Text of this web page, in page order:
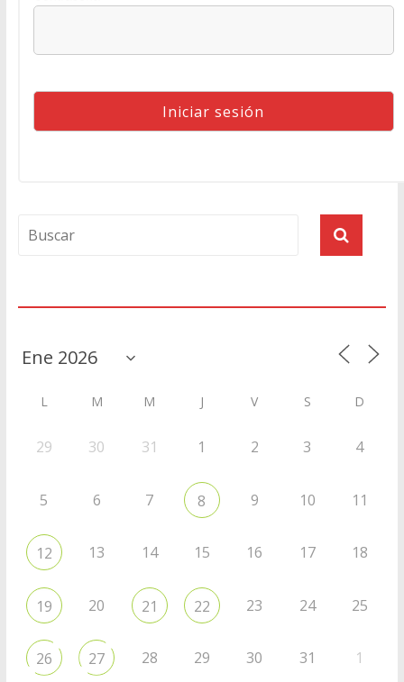
L M M J V S D
29 30 31 1 2 3 4
5 6 7 8 9 10 11
12 13 14 15 16 17 18
19 20 21 22 23 24 25
26 27 28 29 30 31 1